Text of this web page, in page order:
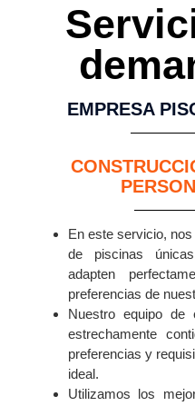
EMPRESA
En este servicio,
de piscinas
adapten
preferencias de
Nuestro equipo de
estrechamente
preferencias y
ideal.
Utilizamos los